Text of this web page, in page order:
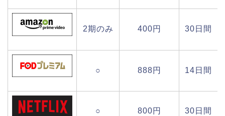
2期のみ 400円 30日間
○ 888円 14日間
○ 800円 30日間